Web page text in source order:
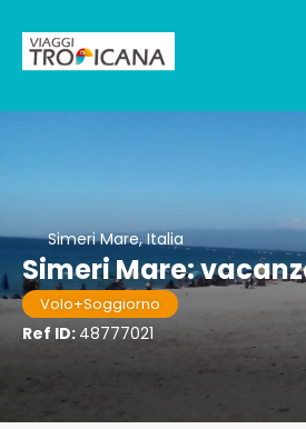
Simeri Mare, Italia
Simeri Mare:
Volo+Soggiorno
Ref ID: 48777021